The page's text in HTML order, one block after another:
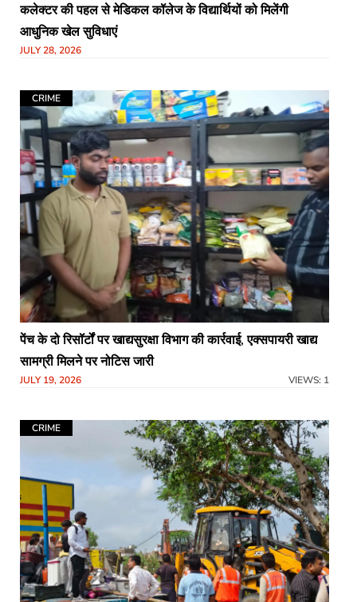
कलेक्टर की पहल से मेडिकल कॉलेज के विद्यार्थियों को मिलेंगी
आधुनिक खेल सुविधाएं
JULY 28, 2026
CRIME
पेंच के दो रिसॉर्टों पर खाद्यसुरक्षा विभाग की कार्रवाई, एक्सपायरी खाद्य
सामग्री मिलने पर नोटिस जारी
JULY 19, 2026 VIEWS: 1
CRIME